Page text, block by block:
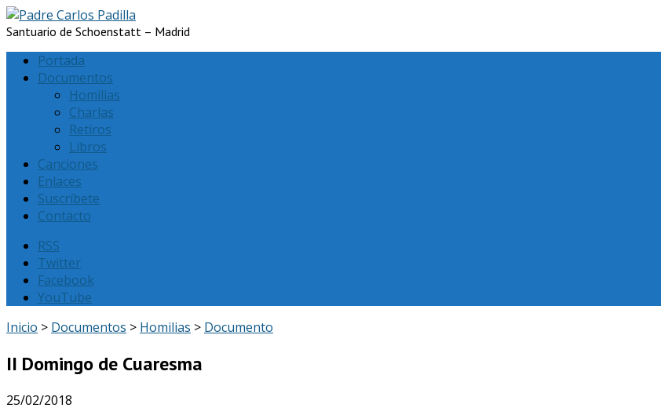
Santuario de Schoenstatt – Madrid
Portada
Documentos
Homilias
Charlas
Retiros
Libros
Canciones
Enlaces
Suscríbete
Contacto
RSS
Twitter
Facebook
YouTube
Inicio > Documentos > Homilias > Documento
II Domingo de Cuaresma
25/02/2018